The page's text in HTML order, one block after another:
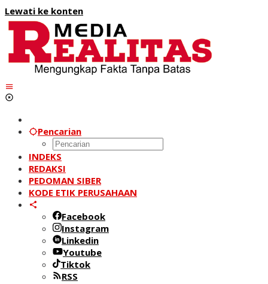
Lewati ke konten
Pencarian
INDEKS
REDAKSI
PEDOMAN SIBER
KODE ETIK PERUSAHAAN
Facebook
Instagram
Linkedin
Youtube
Tiktok
RSS